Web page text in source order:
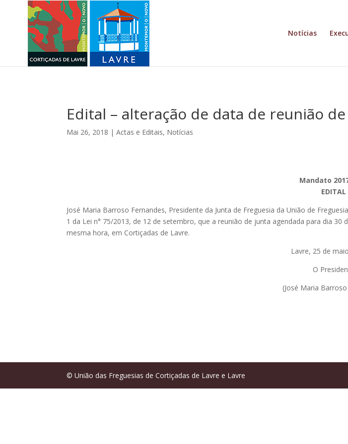
Notícias
Edital – alteração de data de reunião
Mai 26, 2018 |Actas e Editais, Notícias
Mandato
EDITAL
José Maria Barroso Fernandes, Presidente da Junta de Freguesia da União de
1 da Lei n° 75/2013, de 12 de setembro, que a reunião de junta agendada para dia
mesma hora, em Cortiçadas de Lavre.
Lavre, 25 de
O
(José Maria
© União das Freguesias de Cortiçadas de Lavre e Lavre